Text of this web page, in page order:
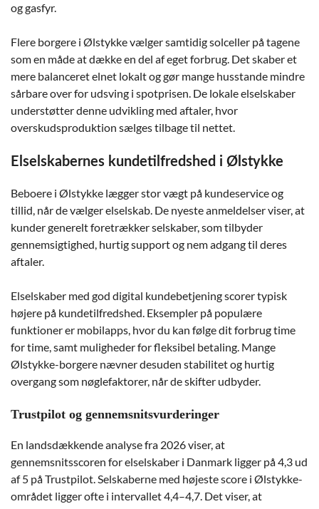
og gasfyr.
Flere borgere i Ølstykke vælger samtidig solceller på tagene
som en måde at dække en del af eget forbrug. Det skaber et
mere balanceret elnet lokalt og gør mange husstande mindre
sårbare over for udsving i spotprisen. De lokale elselskaber
understøtter denne udvikling med aftaler, hvor
overskudsproduktion sælges tilbage til nettet.
Elselskabernes kundetilfredshed i Ølstykke
Beboere i Ølstykke lægger stor vægt på kundeservice og
tillid, når de vælger elselskab. De nyeste anmeldelser viser, at
kunder generelt foretrækker selskaber, som tilbyder
gennemsigtighed, hurtig support og nem adgang til deres
aftaler.
Elselskaber med god digital kundebetjening scorer typisk
højere på kundetilfredshed. Eksempler på populære
funktioner er mobilapps, hvor du kan følge dit forbrug time
for time, samt muligheder for fleksibel betaling. Mange
Ølstykke-borgere nævner desuden stabilitet og hurtig
overgang som nøglefaktorer, når de skifter udbyder.
Trustpilot og gennemsnitsvurderinger
En landsdækkende analyse fra 2026 viser, at
gennemsnitsscoren for elselskaber i Danmark ligger på 4,3 ud
af 5 på Trustpilot. Selskaberne med højeste score i Ølstykke-
området ligger ofte i intervallet 4,4–4,7. Det viser, at